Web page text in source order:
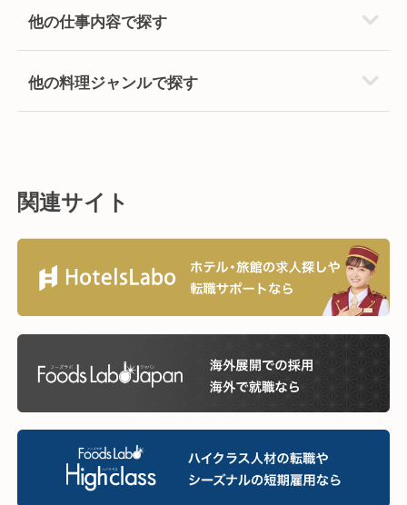
他の仕事内容で探す
他の料理ジャンルで探す
関連サイト